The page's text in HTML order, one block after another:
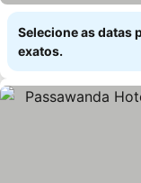
Selecione as datas
exatos.